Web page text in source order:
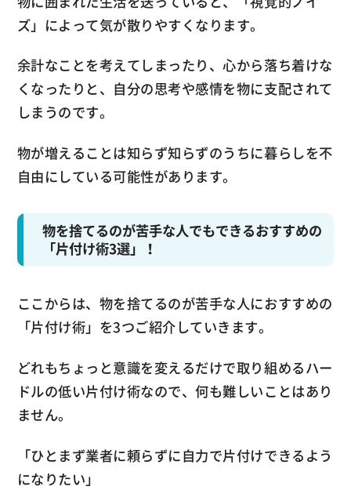
ズ」によって気が散りやすくなります。
余計なことを考えてしまったり、心から落ち着けな
くなったりと、自分の思考や感情を物に支配されて
しまうのです。
物が増えることは知らず知らずのうちに暮らしを不
自由にしている可能性があります。
物を捨てるのが苦手な人でもできるおすすめの
「片付け術3選」！
ここからは、物を捨てるのが苦手な人におすすめの
「片付け術」を3つご紹介していきます。
どれもちょっと意識を変えるだけで取り組めるハー
ドルの低い片付け術なので、何も難しいことはあり
ません。
「ひとまず業者に頼らずに自力で片付けできるよう
になりたい」